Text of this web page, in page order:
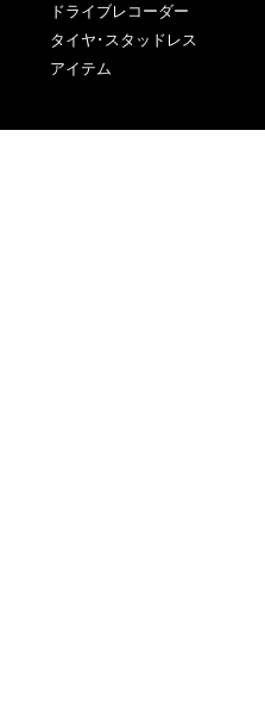
ドライブレコーダー
タイヤ･スタッドレス
アイテム